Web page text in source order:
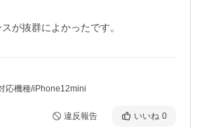
が抜群によかったです。
応機種/iPhone12mini
違反報告 いいね 0